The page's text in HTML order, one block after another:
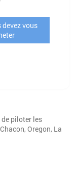
vous
piloter les
Oregon, La